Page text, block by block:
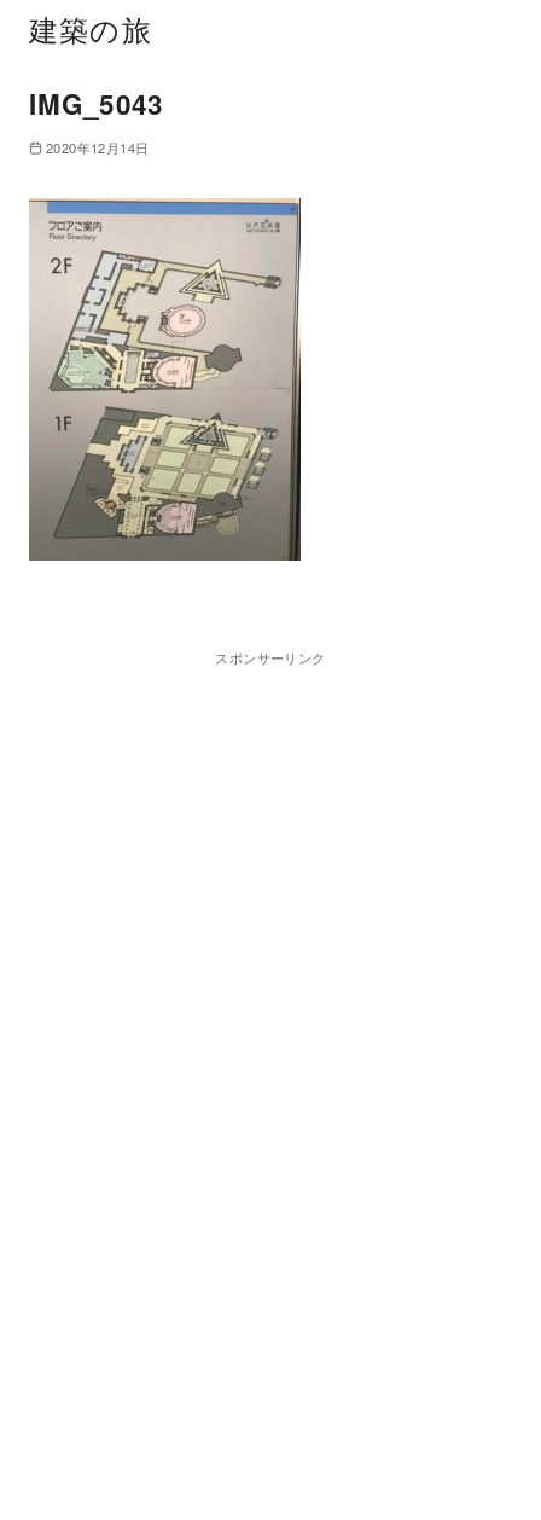
建築の旅
IMG_5043
2020年12月14日
スポンサーリンク